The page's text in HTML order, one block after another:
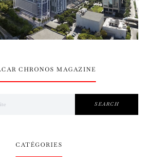
CHRONOS MAGAZINE
SEARCH
CATÉGORIES